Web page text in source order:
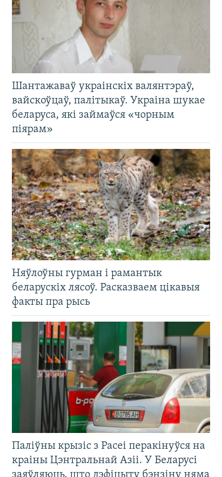
Шантажаваў украінскіх валянтэраў,
вайскоўцаў, палітыкаў. Украіна шукае
беларуса, які займаўся «чорным
піярам»
Няўлоўны гурман і рамантык
беларускіх лясоў. Расказваем цікавыя
факты пра рысь
Паліўны крызіс з Расеі перакінуўся на
краіны Цэнтральнай Азіі. У Беларусі